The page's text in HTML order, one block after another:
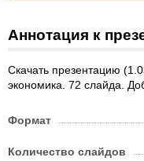
Аннотация к
Скачать презентацию
экономика. 72 слайда.
Формат
Количество слайдов